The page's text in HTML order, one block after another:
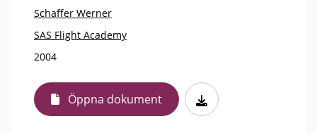
Schaffer Werner
SAS Flight Academy
2004
Öppna dokument